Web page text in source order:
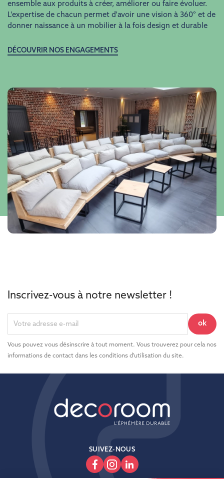
ensemble aux produits à créer, améliorer ou faire évoluer.
L'expertise de chacun permet d'avoir une vision à 360° et de
donner naissance à un mobilier à la fois design et durable
DÉCOUVRIR NOS ENGAGEMENTS
Inscrivez-vous à notre newsletter !
Vous pouvez vous désinscrire à tout moment. Vous trouverez pour cela nos
informations de contact dans les conditions d'utilisation du site.
SUIVEZ-NOUS